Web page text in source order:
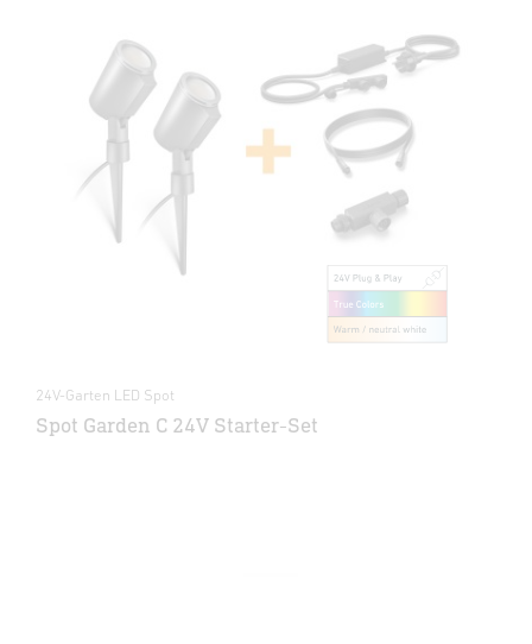
24V-Garten LED Spot
Spot Garden C 24V Starter-Set